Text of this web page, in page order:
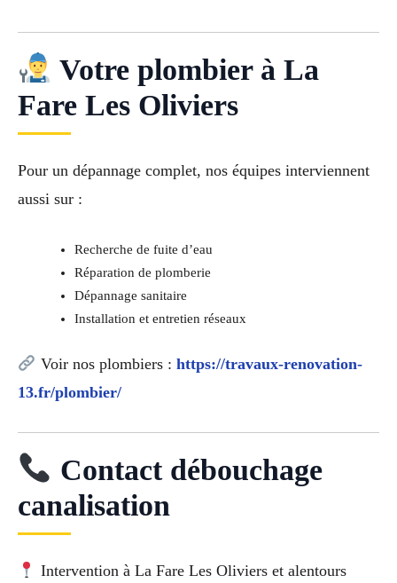
Votre plombier à La
Fare Les Oliviers
Pour un dépannage complet, nos équipes interviennent
aussi sur :
Recherche de fuite d’eau
Réparation de plomberie
Dépannage sanitaire
Installation et entretien réseaux
Voir nos plombiers : https://travaux-renovation-
13.fr/plombier/
Contact débouchage
canalisation
Intervention à La Fare Les Oliviers et alentours